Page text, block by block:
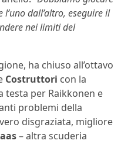
dall’altro, eseguire il
nei limiti del
ha chiuso all’ottavo
Costruttori con la
per Raikkonen e
problemi della
disgraziata, migliore
– altra scuderia